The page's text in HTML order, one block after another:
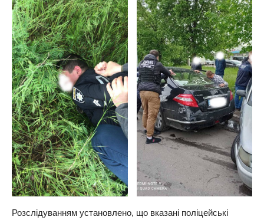
Розслідуванням установлено, що вказані поліцейські